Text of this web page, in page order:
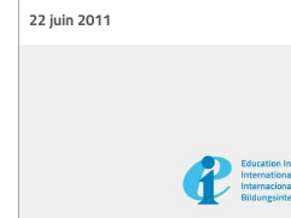
22 juin 2011